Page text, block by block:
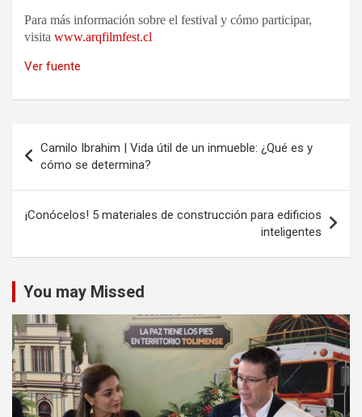
Para más información sobre el festival y cómo participar,
visita www.arqfilmfest.cl
Ver fuente
de
entradas
Camilo Ibrahim | Vida útil de un inmueble: ¿Qué es y
cómo se determina?
¡Conócelos! 5 materiales de construcción para edificios
inteligentes
You may Missed